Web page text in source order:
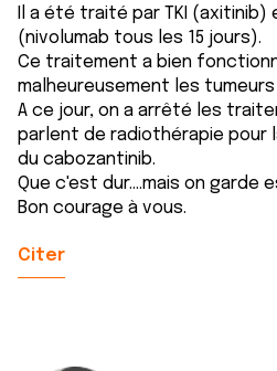
Il a été traité par TKI
(nivolumab tous les 15 jours).
Ce traitement a bien
malheureusement les
A ce jour, on a arrêté les
parlent de radiothérapie pour
du cabozantinib.
Que c'est dur....mais on garde
Bon courage à vous.
Citer